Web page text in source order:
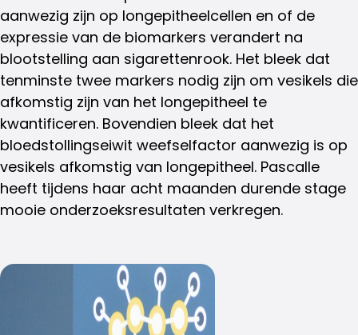
aanwezig zijn op longepitheelcellen en of de
expressie van de biomarkers verandert na
blootstelling aan sigarettenrook. Het bleek dat
tenminste twee markers nodig zijn om vesikels die
afkomstig zijn van het longepitheel te
kwantificeren. Bovendien bleek dat het
bloedstollingseiwit weefselfactor aanwezig is op
vesikels afkomstig van longepitheel. Pascalle
heeft tijdens haar acht maanden durende stage
mooie onderzoeksresultaten verkregen.